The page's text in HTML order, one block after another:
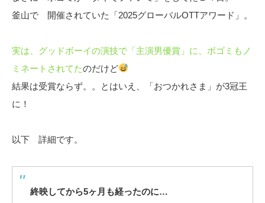
釜山で 開催されていた「2025グローバルOTTアワード」。
実は、グッドボーイの演技で「主演男優賞」に、ボゴミもノ
ミネートされてたのだけど
結果は受賞ならず。。とはいえ、「おつかれさま」が3冠王
に！
以下 詳細です。
終映してから5ヶ月も経ったのに…